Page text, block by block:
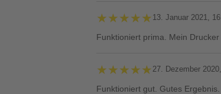
★★★★★
★★★★★ 13. Januar 2021,
Funktioniert prima. Mein
★★★★★
★★★★★ 27. Dezember
Funktioniert gut. Gutes Ergebnis.